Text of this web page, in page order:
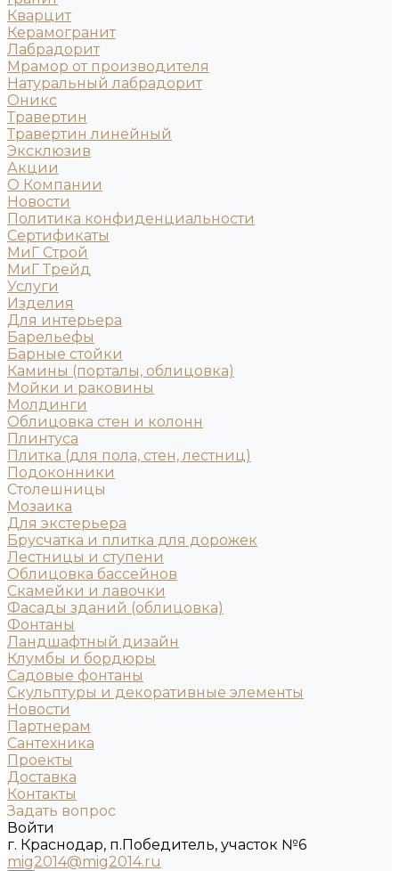
Кварцит
Керамогранит
Лабрадорит
Мрамор от производителя
Натуральный лабрадорит
Оникс
Травертин
Травертин линейный
Эксклюзив
Акции
О Компании
Новости
Политика конфиденциальности
Сертификаты
МиГ Строй
МиГ Трейд
Услуги
Изделия
Для интерьера
Барельефы
Барные стойки
Камины (порталы, облицовка)
Мойки и раковины
Молдинги
Облицовка стен и колонн
Плинтуса
Плитка (для пола, стен, лестниц)
Подоконники
Столешницы
Мозаика
Для экстерьера
Брусчатка и плитка для дорожек
Лестницы и ступени
Облицовка бассейнов
Скамейки и лавочки
Фасады зданий (облицовка)
Фонтаны
Ландшафтный дизайн
Клумбы и бордюры
Садовые фонтаны
Скульптуры и декоративные элементы
Новости
Партнерам
Сантехника
Проекты
Доставка
Контакты
Задать вопрос
Войти
г. Краснодар, п.Победитель, участок №6
mig2014@mig2014.ru